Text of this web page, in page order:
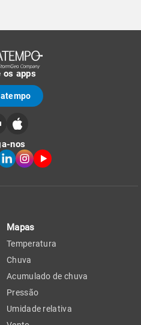
os apps
nos
Mapas
Temperatura
Chuva
Acumulado de chuva
Pressão
Umidade relativa